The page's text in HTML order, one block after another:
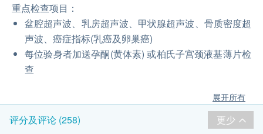
重点检查项目：
盆腔超声波、乳房超声波、甲状腺超声波、骨质密度超
声波、癌症指标(乳癌及卵巢癌)
每位验身者加送孕酮(黄体素) 或柏氏子宫颈液基薄片检
查
展开所有
评分及评论 (258) 更少